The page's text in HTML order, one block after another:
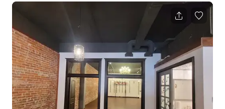
è disponibile solo per prenotazioni dal lunedì al giovedì. La
sala frontale è di 800 piedi quadrati con un bagno. È perfetta
per feste più piccole durante i giorni feriali. Offriamo anche la
nostra location completa di 1600 piedi quadrati con 2